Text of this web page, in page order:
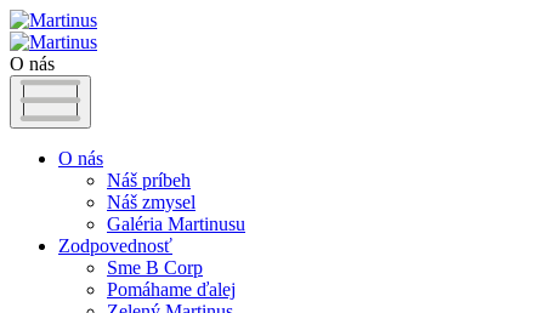
O nás
O nás
Náš príbeh
Náš zmysel
Galéria Martinusu
Zodpovednosť
Sme B Corp
Pomáhame ďalej